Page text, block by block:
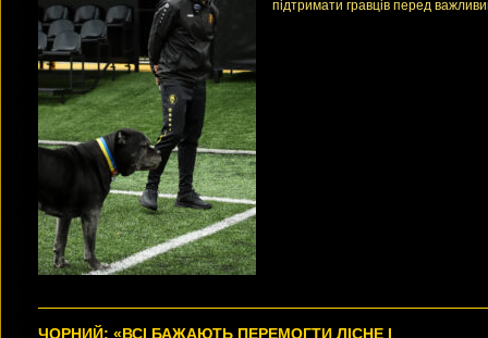
підтримати гравців перед
ЧОРНИЙ: «ВСІ БАЖАЮТЬ ПЕРЕМОГТИ ЛІСНЕ І